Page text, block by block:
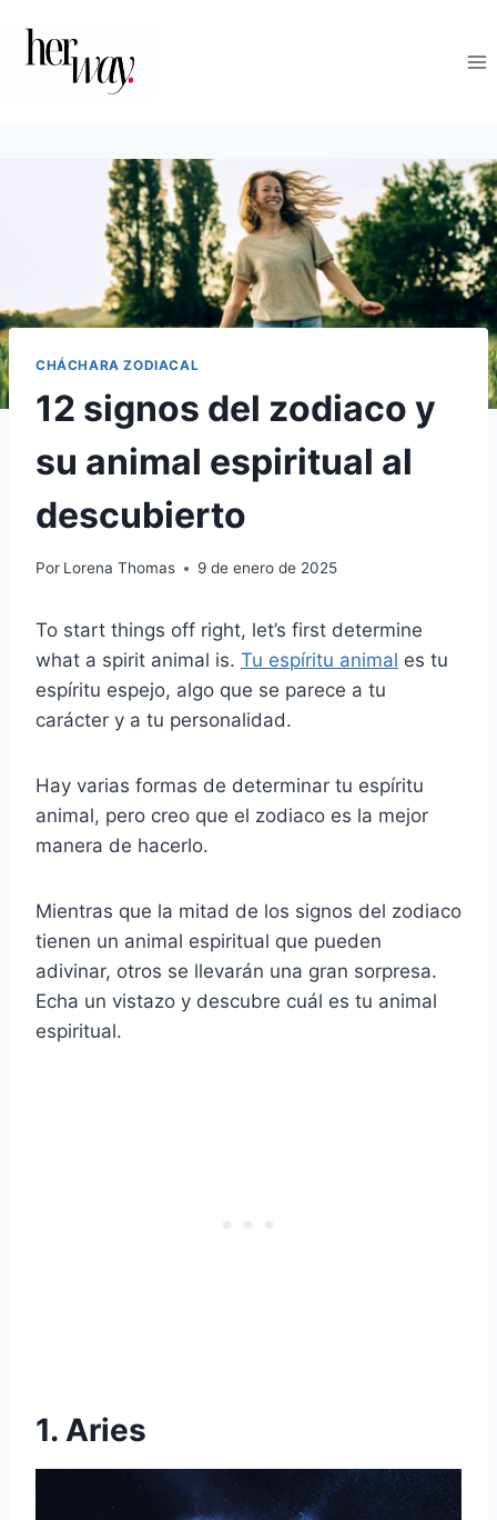
contenido
CHÁCHARA ZODIACAL
12 signos del zodiaco y
su animal espiritual al
descubierto
Por Lorena Thomas 9 de enero de 2025
To start things off right, let’s first determine
what a spirit animal is. Tu espíritu animal es tu
espíritu espejo, algo que se parece a tu
carácter y a tu personalidad.
Hay varias formas de determinar tu espíritu
animal, pero creo que el zodiaco es la mejor
manera de hacerlo.
Mientras que la mitad de los signos del zodiaco
tienen un animal espiritual que pueden
adivinar, otros se llevarán una gran sorpresa.
Echa un vistazo y descubre cuál es tu animal
espiritual.
1. Aries